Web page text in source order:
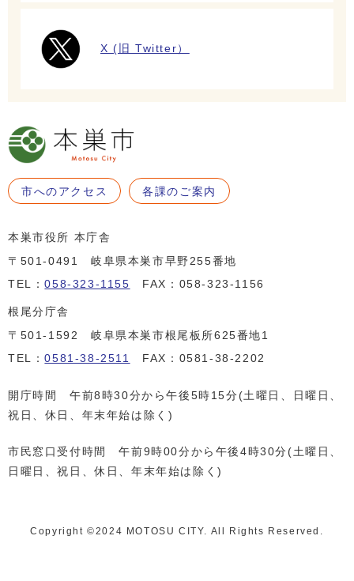
X (旧 Twitter）
市へのアクセス 各課のご案内
本巣市役所 本庁舎
〒501-0491 岐阜県本巣市早野255番地
TEL：058-323-1155 FAX：058-323-1156
根尾分庁舎
〒501-1592 岐阜県本巣市根尾板所625番地1
TEL：0581-38-2511 FAX：0581-38-2202
開庁時間 午前8時30分から午後5時15分(土曜日、日曜日、
祝日、休日、年末年始は除く)
市民窓口受付時間 午前9時00分から午後4時30分(土曜日、
日曜日、祝日、休日、年末年始は除く)
Copyright ©️2024 MOTOSU CITY. All Rights Reserved.